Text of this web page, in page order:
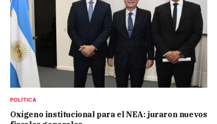
POLÍTICA
Oxígeno institucional para el NEA: juraron nuevos